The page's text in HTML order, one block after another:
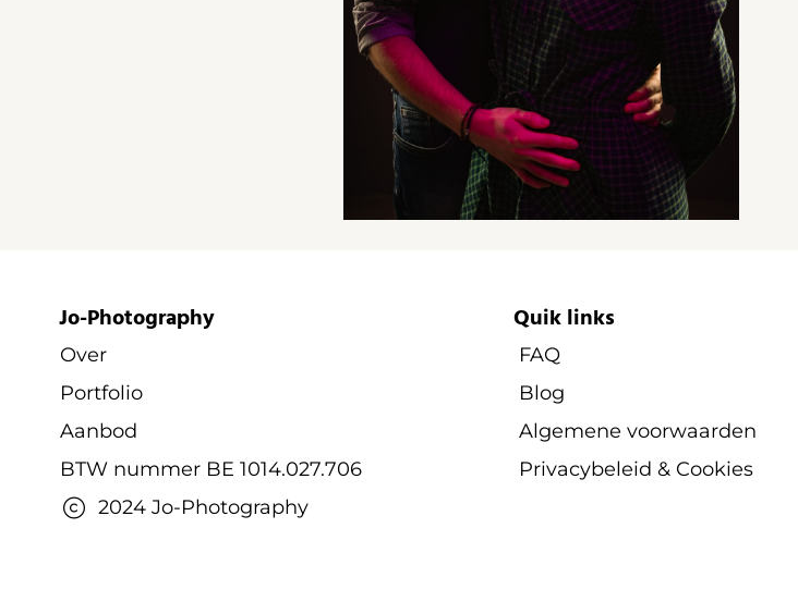
Jo-Photography
Over
Portfolio
Aanbod
BTW nummer BE 1014.027.706
2024 Jo-Photography
Quik links
FAQ
Blog
Algemene voorwaarden
Privacybeleid & Cookies